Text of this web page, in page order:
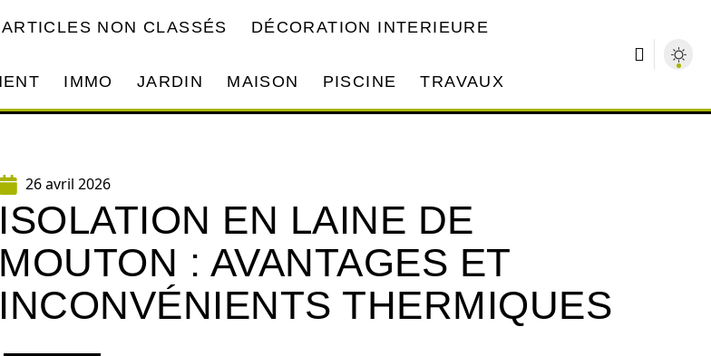
ARTICLES NON CLASSÉS DÉCORATION INTERIEURE
IMMO JARDIN MAISON PISCINE TRAVAUX
26 avril 2026
ISOLATION EN LAINE DE
MOUTON : AVANTAGES ET
INCONVÉNIENTS THERMIQUES